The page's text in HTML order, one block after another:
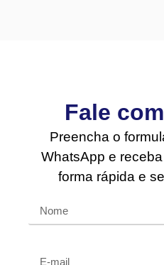
Fale
Preencha o
WhatsApp e
forma rápida e